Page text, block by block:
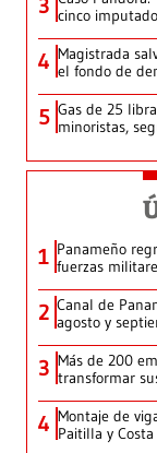
3 cinco
4 Magistrada
el fondo de
5 Gas de 25
minoristas,
1 Panameño
fuerzas
2 Canal de
agosto y
3 Más de 200
transformar
4 Montaje de
Paitilla y